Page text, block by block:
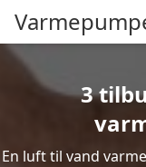
3
En luft til vand